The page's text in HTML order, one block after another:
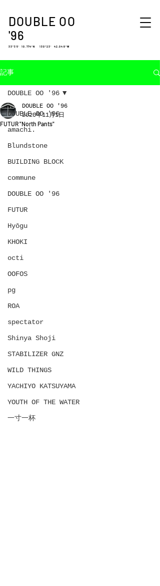
DOUBLE OO
'96
33°35′ 10.774″N 130°23′ 42.048″W
記事
DOUBLE OO '96
amachi.
Blundstone
BUILDING BLOCK
commune
DOUBLE OO '96
FUTUR
Hyōgu
KHOKI
octi
OOFOS
pg
ROA
spectator
Shinya Shoji
STABILIZER GNZ
WILD THINGS
YACHIYO KATSUYAMA
YOUTH OF THE WATER
一寸一杯
DOUBLE OO '96
FUTUR "North Pants"
DOUBLE OO '96
2020年11月1日